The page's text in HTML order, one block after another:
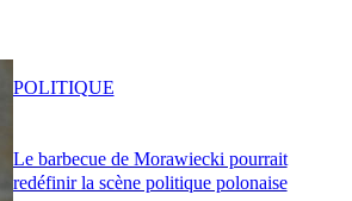
Le barbecue de Morawiecki pourrait
redéfinir la scène politique polonaise
POLITIQUE